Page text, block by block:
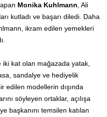
Monika Kuhlmann , Ali
kutladı ve başarı diledi. Daha
ikram edilen yemekleri
kat olan mağazada yatak,
sandalye ve hediyelik
edilen modellerin dışında
söyleyen ortaklar, açılışa
başkanını temsilen katılan